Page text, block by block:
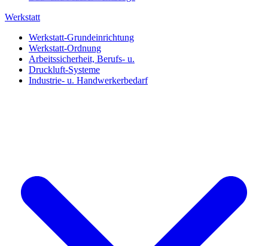
Werkstatt
Werkstatt-Grundeinrichtung
Werkstatt-Ordnung
Arbeitssicherheit, Berufs- u.
Druckluft-Systeme
Industrie- u. Handwerkerbedarf